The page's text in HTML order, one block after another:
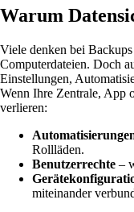
Warum
Viele denken bei
Computerdateien. Doch
Einstellungen,
Wenn Ihre Zentrale, App
verlieren:
Rollläden.
Benutzerrechte –
miteinander